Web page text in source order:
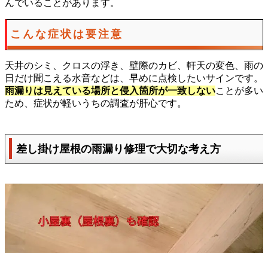
んでいることがあります。
こんな症状は要注意
天井のシミ、クロスの浮き、壁際のカビ、軒天の変色、雨の
日だけ聞こえる水音などは、早めに点検したいサインです。
雨漏りは見えている場所と侵入箇所が一致しないことが多い
ため、症状が軽いうちの調査が肝心です。
差し掛け屋根の雨漏り修理で大切な考え方